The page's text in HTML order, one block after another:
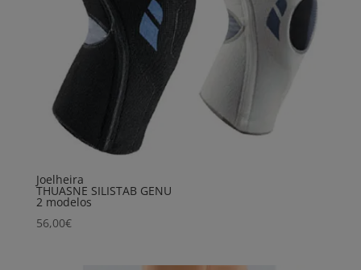
Joelheira
THUASNE SILISTAB GENU
2 modelos
56,00€